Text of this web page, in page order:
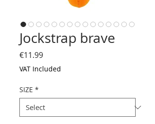
Jockstrap brave
€11.99Price
VAT Included
SIZE *